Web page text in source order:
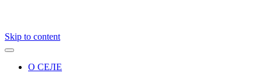
Skip to content
О СЕЛЕ